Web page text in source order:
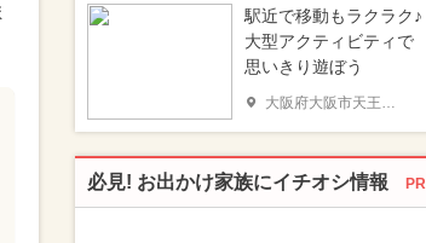
駅近で移動もラクラク♪
大型アクティビティで
思いきり遊ぼう
大阪府大阪市天王寺区
必見! お出かけ家族にイチオシ情報 PR